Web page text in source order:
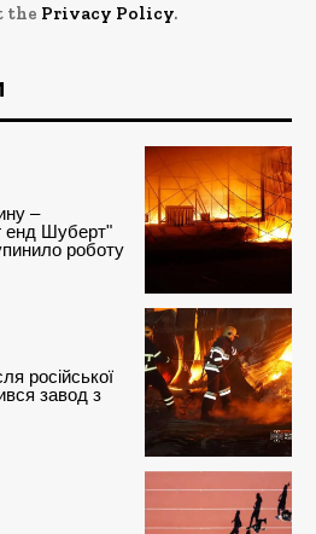
the Privacy Policy.
–
енд Шуберт"
роботу
російської
завод з